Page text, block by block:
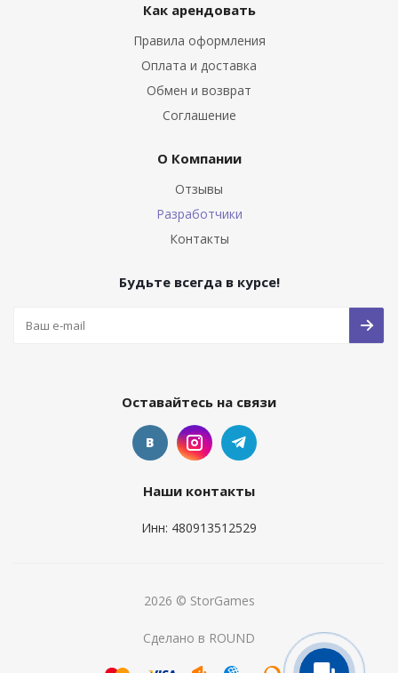
Как арендовать
Правила оформления
Оплата и доставка
Обмен и возврат
Соглашение
О Компании
Отзывы
Разработчики
Контакты
Будьте всегда в курсе!
Оставайтесь на связи
Наши контакты
Инн: 480913512529
2026 © StorGames
Сделано в ROUND